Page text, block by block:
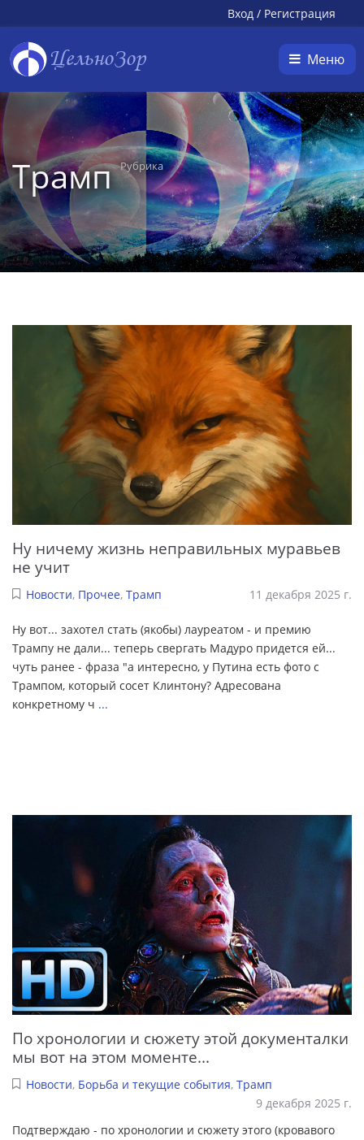
Вход / Регистрация
ЦельноЗор Меню
ТрампРубрика
Ну ничему жизнь неправильных муравьев
не учит
Новости, Прочее, Трамп 11 декабря 2025 г.
Ну вот... захотел стать (якобы) лауреатом - и премию
Трампу не дали... теперь свергать Мадуро придется ей...
чуть ранее - фраза "а интересно, у Путина есть фото с
Трампом, который сосет Клинтону? Адресована
конкретному ч ...
По хронологии и сюжету этой документалки
мы вот на этом моменте...
Новости, Борьба и текущие события, Трамп
9 декабря 2025 г.
Подтверждаю - по хронологии и сюжету этого (кровавого